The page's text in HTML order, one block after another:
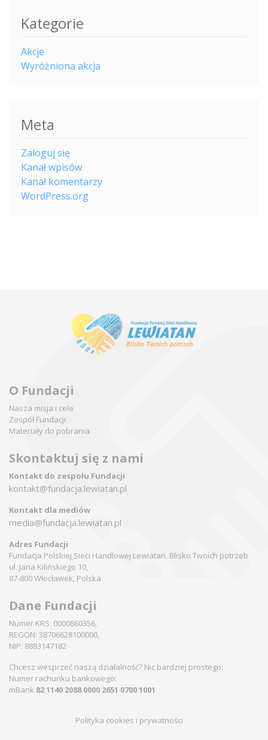
Kategorie
Akcje
Wyróżniona akcja
Meta
Zaloguj się
Kanał wpisów
Kanał komentarzy
WordPress.org
O Fundacji
Nasza misja i cele
Zespół Fundacji
Materiały do pobrania
Skontaktuj się z nami
Kontakt do zespołu Fundacji
kontakt@fundacja.lewiatan.pl
Kontakt dla mediów
media@fundacja.lewiatan.pl
Adres Fundacji
Fundacja Polskiej Sieci Handlowej Lewiatan. Blisko Twoich potrzeb
ul. Jana Kilińskiego 10,
87-800 Włocławek, Polska
Dane Fundacji
Numer KRS: 0000860356,
REGON: 38706628100000,
NIP: 8883147182
Chcesz wesprzeć naszą działalność? Nic bardziej prostego:
Numer rachunku bankowego:
mBank 82 1140 2088 0000 2651 0700 1001
Polityka cookies i prywatności